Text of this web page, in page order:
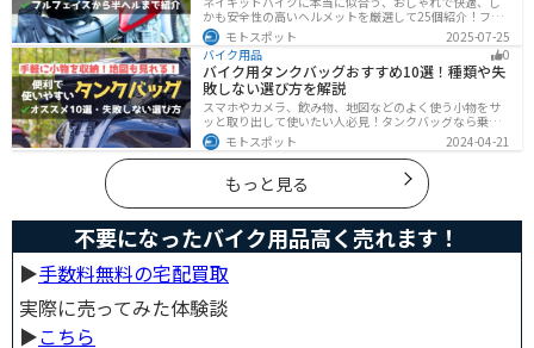
かも安全性の高いヘルメットを厳選して25個紹介！フル
フェイス・ジェット・システムなどタイプ別に特徴や選
び方も徹底解説。街乗りやツーリング、初心者からベテ
ランまで満足できるモデルを集めました。
モトスポット
2025-07-25
バイク用品
0
バイク用タンクバッグおすすめ10選！種類や失
敗しない選び方を解説
スマホやカメラ、飲み物、地図などのよく使う小物をサ
ッと取り出して使いたい人必見！タンクバッグなら乗車
中でも簡単に荷物を確認できます。脱着もマグネットや
吸盤でつけるだけで非常に簡単、しっかり固定したい人
はベルトを使うこともできます。
モトスポット 2024-04-21
もっと見る
不要になったバイク用品高く売れます！
▶︎手数料無料の宅配買取
実際に売ってみた体験談
▶︎こちら